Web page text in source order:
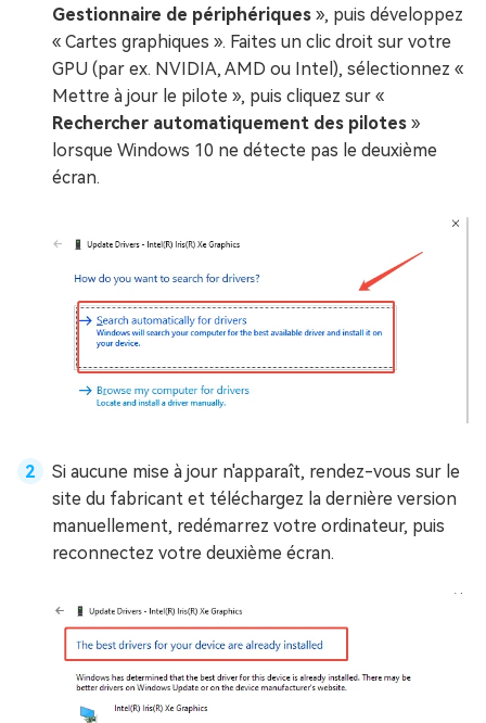
Gestionnaire de périphériques », puis développez
« Cartes graphiques ». Faites un clic droit sur votre
GPU (par ex. NVIDIA, AMD ou Intel), sélectionnez «
Mettre à jour le pilote », puis cliquez sur «
Rechercher automatiquement des pilotes »
lorsque Windows 10 ne détecte pas le deuxième
écran.
Si aucune mise à jour n'apparaît, rendez-vous sur le
site du fabricant et téléchargez la dernière version
manuellement, redémarrez votre ordinateur, puis
reconnectez votre deuxième écran.